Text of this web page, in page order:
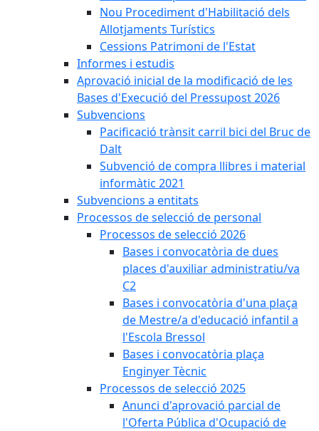
Nou Procediment d'Habilitació dels
Allotjaments Turístics
Cessions Patrimoni de l'Estat
Informes i estudis
Aprovació inicial de la modificació de les
Bases d'Execució del Pressupost 2026
Subvencions
Pacificació trànsit carril bici del Bruc de
Dalt
Subvenció de compra llibres i material
informàtic 2021
Subvencions a entitats
Processos de selecció de personal
Processos de selecció 2026
Bases i convocatòria de dues
places d'auxiliar administratiu/va
C2
Bases i convocatòria d'una plaça
de Mestre/a d'educació infantil a
l'Escola Bressol
Bases i convocatòria plaça
Enginyer Tècnic
Processos de selecció 2025
Anunci d'aprovació parcial de
l'Oferta Pública d'Ocupació de